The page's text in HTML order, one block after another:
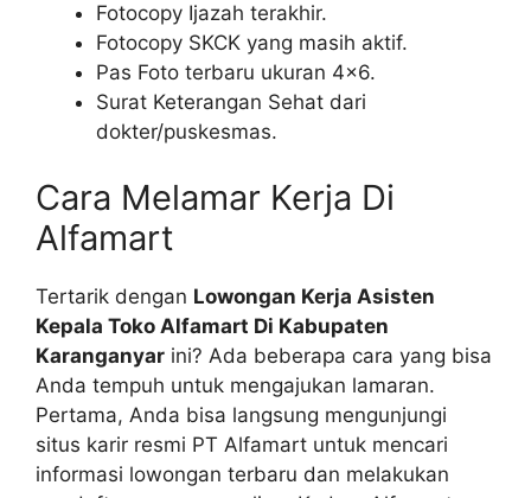
Fotocopy Ijazah terakhir.
Fotocopy SKCK yang masih aktif.
Pas Foto terbaru ukuran 4×6.
Surat Keterangan Sehat dari
dokter/puskesmas.
Cara Melamar Kerja Di
Alfamart
Tertarik dengan Lowongan Kerja Asisten
Kepala Toko Alfamart Di Kabupaten
Karanganyar ini? Ada beberapa cara yang bisa
Anda tempuh untuk mengajukan lamaran.
Pertama, Anda bisa langsung mengunjungi
situs karir resmi PT Alfamart untuk mencari
informasi lowongan terbaru dan melakukan